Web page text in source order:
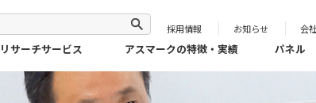
採用情報 お知らせ 会
リサーチサービス アスマークの特徴・実績 パネル